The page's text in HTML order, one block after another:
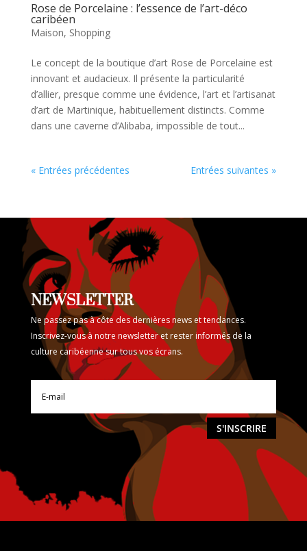
Rose de Porcelaine : l’essence de l’art-déco
caribéen
Maison, Shopping
Le concept de la boutique d’art Rose de Porcelaine est
innovant et audacieux. Il présente la particularité
d’allier, presque comme une évidence, l’art et l’artisanat
d’art de Martinique, habituellement distincts. Comme
dans une caverne d’Alibaba, impossible de tout...
« Entrées précédentes Entrées suivantes »
NEWSLETTER
Ne passez pas à côte des dernières news et tendances.
Inscrivez-vous à notre newsletter et rester informés de la
culture caribéenne sur tous vos écrans.
S'INSCRIRE